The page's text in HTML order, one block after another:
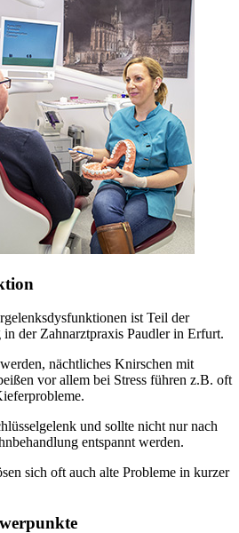
ist Teil der
der Zahnarztpraxis Paudler in Erfurt.
nächtliches Knirschen mit
vor allem bei Stress führen z.B. oft
und sollte nicht nur nach
entspannt werden.
sich oft auch alte Probleme in kurzer